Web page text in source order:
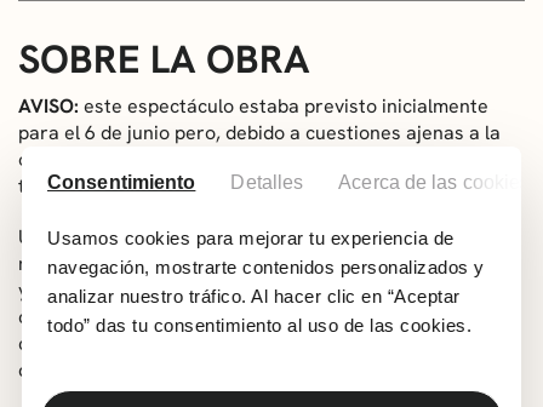
Consentimiento Detalles Acerca de las cookies
Usamos cookies para mejorar tu experiencia de
navegación, mostrarte contenidos personalizados y
analizar nuestro tráfico. Al hacer clic en “Aceptar
todo” das tu consentimiento al uso de las cookies.
SOBRE LA OBRA
AVISO: este espectáculo estaba previsto inicialmente
para el 6 de junio pero, debido a cuestiones ajenas a la
organización, finalmente se retrasará una semana y
tendrá lugar el13 de junio.
Una tragicomedia que mezcla humor absurdo y
momentos de tensión, explorando el amor, la maternidad
y los cuidados. La vida de una pareja se ve sacudida
cuando la mujer se entera de que su madre se mudará
con ellos. Entre risas y reflexiones, se enfrentan al caos
de su hogar y a los fantasmas del pasado.